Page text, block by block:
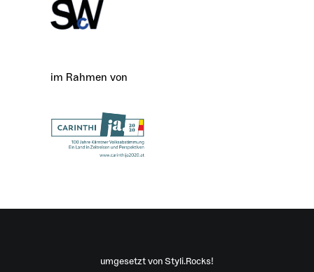
im Rahmen von
umgesetzt vonStyli.Rocks!